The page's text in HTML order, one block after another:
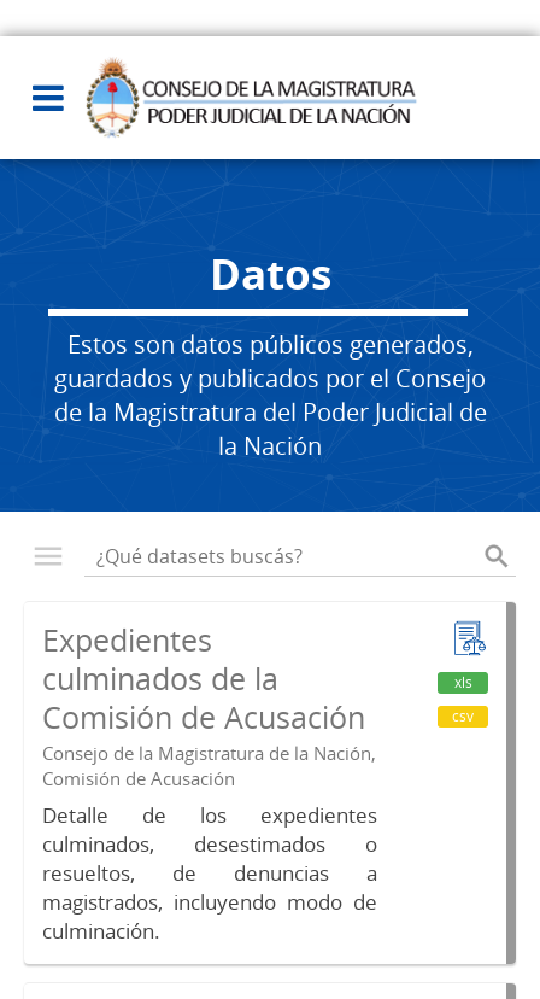
Datos
Estos son datos públicos generados,
guardados y publicados por el Consejo
de la Magistratura del Poder Judicial de
la Nación
Expedientes
culminados de la
Comisión de Acusación
Consejo de la Magistratura de la Nación,
Comisión de Acusación
Detalle de los expedientes
culminados, desestimados o
resueltos, de denuncias a
magistrados, incluyendo modo de
culminación.
xls
csv